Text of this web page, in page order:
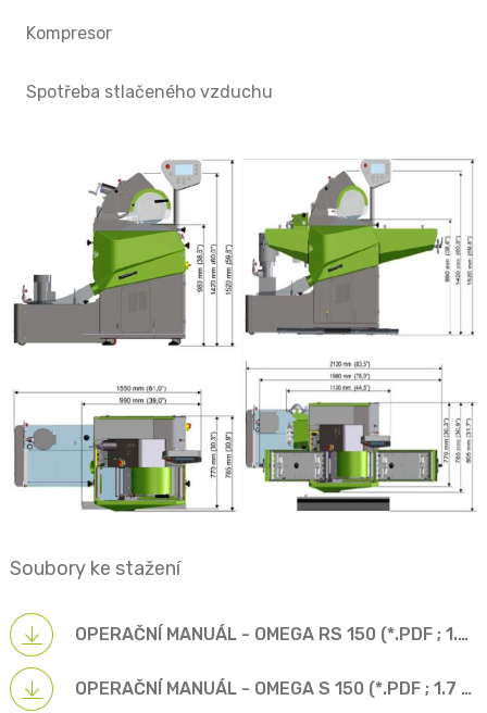
Kompresor
Spotřeba stlačeného vzduchu
Soubory ke stažení
OPERAČNÍ MANUÁL - OMEGA RS 150 (*.PDF ; 1.8 MB)
OPERAČNÍ MANUÁL - OMEGA S 150 (*.PDF ; 1.7 MB)